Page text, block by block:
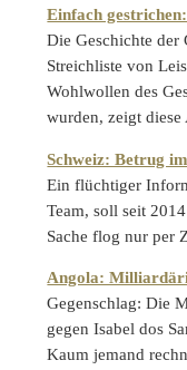
Einfach
Die Geschichte der
Streichliste von
Wohlwollen des
wurden, zeigt
Schweiz: Betrug
Ein flüchtiger
Team, soll seit
Sache flog nur per
Angola:
Gegenschlag: Die
gegen Isabel dos
Kaum jemand